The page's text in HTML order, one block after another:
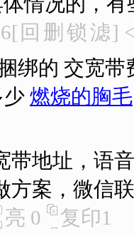
[ 回 删 锁 滤]
绑的 交宽
少 燃烧的胸毛
带地址，语
方案，微信
亮 0 复印1